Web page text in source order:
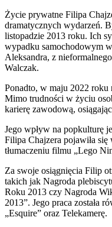
Życie prywatne Filipa
dramatycznych wydarzeń.
listopadzie 2013 roku. Ich
wypadku samochodowym
Aleksandra, z
Walczak.
Ponadto, w maju 2022 roku
Mimo trudności w życiu
karierę zawodową,
Jego wpływ na popkulturę
Filipa Chajzera pojawiła
tłumaczeniu filmu „Lego
Za swoje osiągnięcia Filip
takich jak Nagroda
Roku 2013 czy Nagroda
2013”. Jego praca została
„Esquire” oraz Telekamerę.